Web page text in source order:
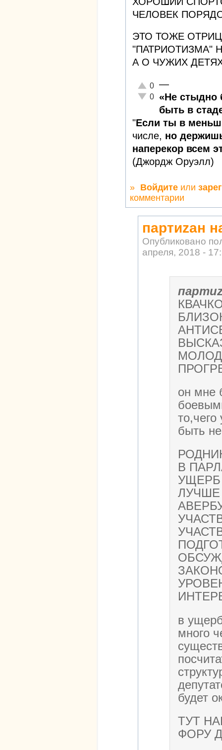
ЧЕЛОВЕК
ЭТО ТОЖЕ
"ПАТРИОТИЗМА"
А О ЧУЖИХ
Отлично!
0
Неадекватно!
0
—
«Не стыдно
быть в
"Если ты в
числе, но
наперекор всем
(Джордж Оруэлл)
» Войдите или
комментарии
партиzан
Опубликовано
апреля, 2018 -
он мне
то,чего
быть
В
УЩЕРБ
в
много
будет
ТУТ
ФОРУ